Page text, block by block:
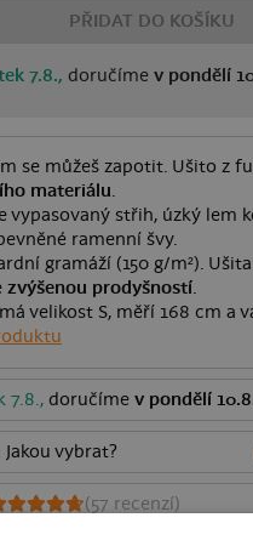
PŘIDAT DO KOŠÍKU
7.8., doručímev pondělí
se můžeš zapotit. Ušito z
materiálu.
vypasovaný střih, úzký lem
ramenní švy.
gramáží (150 g/m²). Ušita
zvýšenou prodyšností.
velikost S, měří 168 cm a
7.8., doručímev pondělí
Jakou vybrat?
(57 recenzí)